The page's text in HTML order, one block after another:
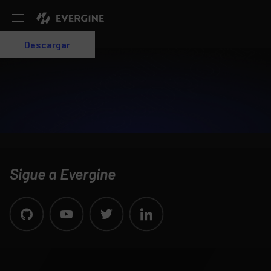
Login
Descargar
Sigue a Evergine